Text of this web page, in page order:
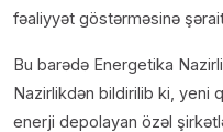
fəaliyyət göstərməsinə
Bu barədə Energetika
Nazirlikdən bildirilib ki, yeni
enerji depolayan özəl